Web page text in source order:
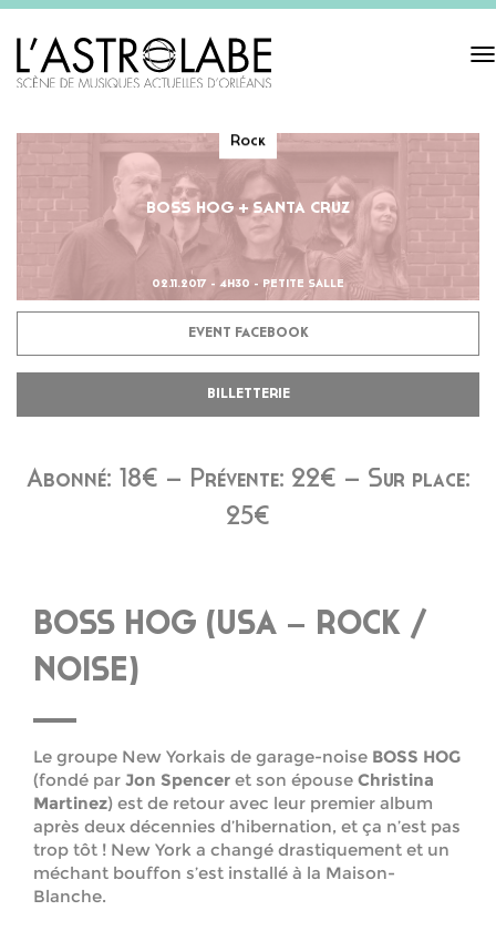
Rock
BOSS HOG + SANTA CRUZ
02.11.2017 - 4H30 - PETITE SALLE
EVENT FACEBOOK
BILLETTERIE
Abonné: 18€ – Prévente: 22€ – Sur place:
25€
BOSS HOG (USA – ROCK /
NOISE)
Le groupe New Yorkais de garage-noise BOSS HOG
(fondé par Jon Spencer et son épouse Christina
Martinez) est de retour avec leur premier album
après deux décennies d’hibernation, et ça n’est pas
trop tôt ! New York a changé drastiquement et un
méchant bouffon s’est installé à la Maison-
Blanche.